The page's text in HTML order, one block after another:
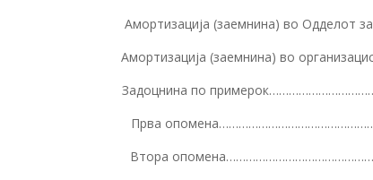
Амортизација (заемнина) во
Амортизација (заемнина) во
Задоцнина по
Прва
Втора